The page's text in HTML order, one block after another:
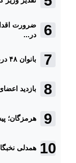
ضرورت
در...
بانوان ۴۸ درصد از مهارت‌آموزان هرمزگان را تشکیل...
بازدید
هرمزگان؛
همدلی